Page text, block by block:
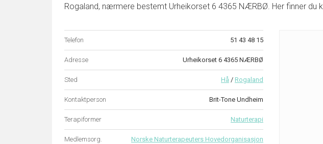
Rogaland, nærmere bestemt Urheikorset 6 4365 NÆRBØ. Her finner du
Telefon 51 43 48 15
Adresse Urheikorset 6 4365 NÆRBØ
Sted Hå / Rogaland
Kontaktperson Brit-Tone Undheim
Terapiformer Naturterapi
Medlemsorg. Norske Naturterapeuters Hovedorganisasjon